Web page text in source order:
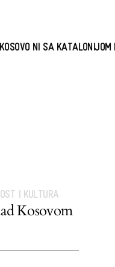
KATALONIJOM NI SA
I KULTURA
Kosovom